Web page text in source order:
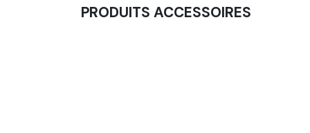
PRODUITS ACCESSOIRES